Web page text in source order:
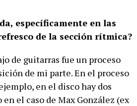
específicamente en las
de la sección rítmica?
de guitarras fue un proceso
de mi parte. En el proceso
en el disco hay dos
el caso de Max González (ex